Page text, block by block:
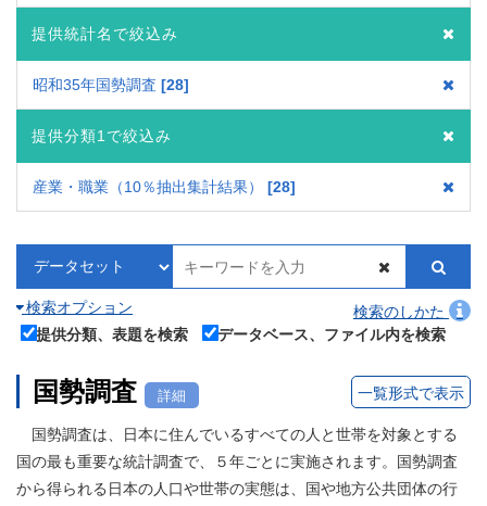
提供統計名で絞込み
昭和35年国勢調査 28
提供分類1で絞込み
産業・職業（10％抽出集計結果） 28
検索オプション
検索のしかた
提供分類、表題を検索
データベース、ファイル内を検索
国勢調査 詳細 一覧形式で表示
国勢調査は、日本に住んでいるすべての人と世帯を対象とする
国の最も重要な統計調査で、５年ごとに実施されます。国勢調査
から得られる日本の人口や世帯の実態は、国や地方公共団体の行